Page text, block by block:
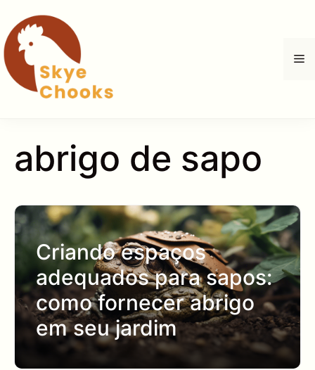
para
o
conteúdo
abrigo de sapo
Criando espaços
adequados para sapos:
como fornecer abrigo
em seu jardim